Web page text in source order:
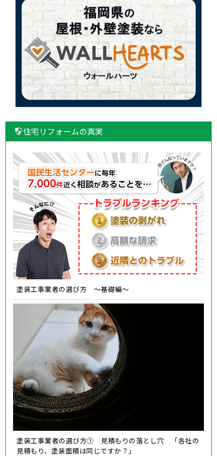
住宅リフォームの真実
塗装工事業者の選び方 ～基礎編～
塗装工事業者の選び方① 見積もりの落とし穴 「各社の
見積もり、塗装面積は同じですか？」